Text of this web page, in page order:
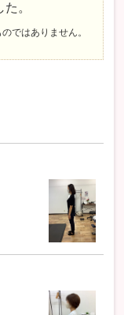
。
ではありません。